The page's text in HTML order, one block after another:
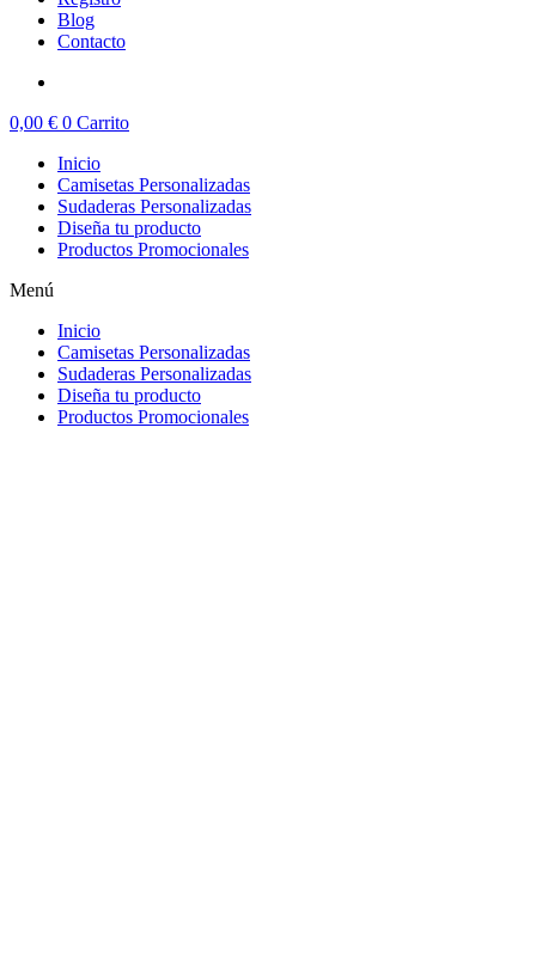
Blog
Contacto
0,00 € 0 Carrito
Inicio
Camisetas Personalizadas
Sudaderas Personalizadas
Diseña tu producto
Productos Promocionales
Menú
Inicio
Camisetas Personalizadas
Sudaderas Personalizadas
Diseña tu producto
Productos Promocionales